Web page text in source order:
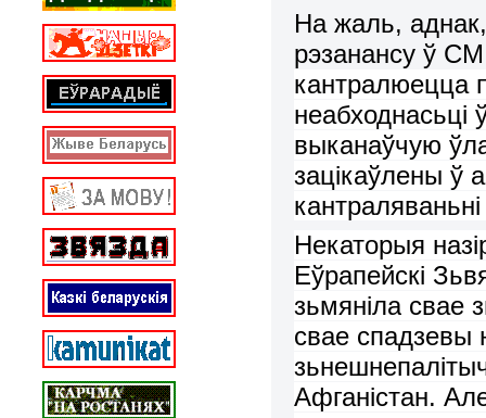
На жаль, аднак
рэзанансу ў
кантралюецца
неабходнасьці
выканаўчую
зацікаўлены ў
кантр
Некаторыя
Еўрапейскі
зьмяніла свае
свае спадзевы
зь
Афганістан.